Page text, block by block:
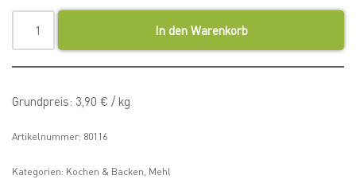
In den Warenkorb
Grundpreis: 3,90 € / kg
Artikelnummer: 80116
Kategorien: Kochen & Backen Mehl